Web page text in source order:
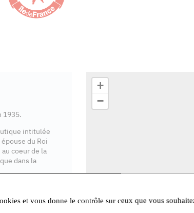
1935.
intitulée
du Roi
coeur de la
dans la
+
−
et vous donne le contrôle sur ceux que vous